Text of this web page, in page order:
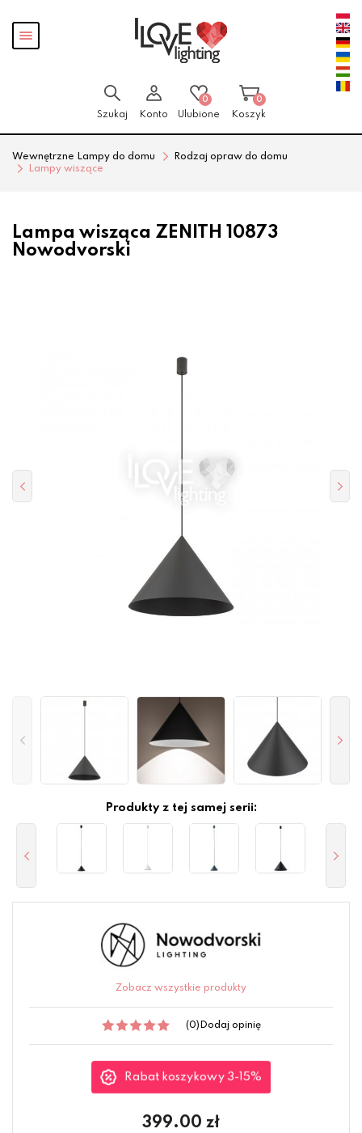
Pokaż
menu
Szukaj Konto
0
Ulubione
0
Koszyk
Wewnętrzne Lampy do domu
Rodzaj opraw do domu
Lampy wiszące
Lampa wisząca ZENITH 10873
Nowodvorski
Produkty z tej samej serii:
Zobacz wszystkie produkty
(0) Dodaj opinię
Rabat koszykowy 3-15%
399.00 zł